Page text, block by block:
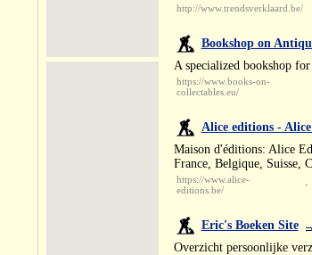
http://www.trendsverklaard.be/
Bookshop on
A specialized bookshop
https://www.books-on-
collectables.eu/
Alice editions - Alice
Maison d'éditions: Alice
France, Belgique, Suisse,
https://www.alice-
editions.be/
-
Eric's Boeken Site
Overzicht persoonlijke